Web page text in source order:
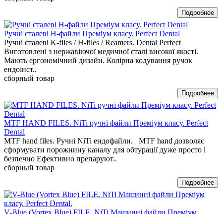
Ручні сталеві H-файли Преміум класу. Perfect Dental
Ручні сталеві K-files / H-files / Reamers. Dental Perfect
Виготовлені з нержавіючої медичної сталі високої якості.
Мають ергономічний дизайн. Колірна кодування ручок
ендоінст..
сборный товар
MTF HAND FILES. NiTi ручні файли Преміум класу. Perfect
Dental
MTF hand files. Ручні NiTi ендофайли. MTF hand дозволяє
сформувати порожнину каналу для обтурації дуже просто і
безпечно Ефективно препаруют..
сборный товар